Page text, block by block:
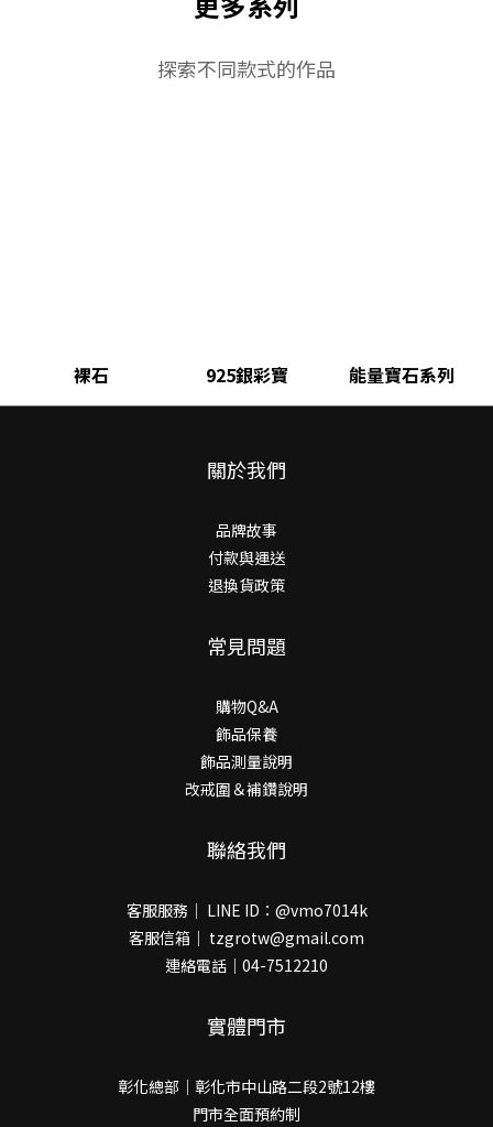
探索不同款式的作品
裸石 925銀彩寶 能量寶石系列
關於我們
品牌故事
付款與運送
退換貨政策
常見問題
購物Q&A
飾品保養
飾品測量說明
改戒圍＆補鑽說明
聯絡我們
客服服務｜ LINE ID：@vmo7014k
客服信箱｜ tzgrotw@gmail.com
連絡電話｜04-7512210
實體門市
彰化總部｜彰化市中山路二段2號12樓
門市全面預約制